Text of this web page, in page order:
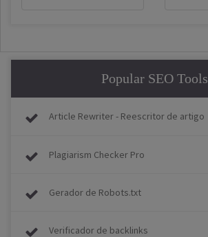
Popular SEO Tools
Article Rewriter - Reescritor de artigo
Plagiarism Checker Pro
Gerador de Robots.txt
Verificador de backlinks